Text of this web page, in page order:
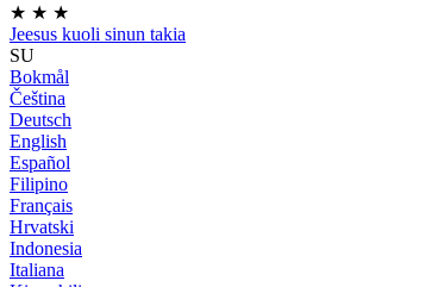
★ ★ ★
Jeesus kuoli sinun takia
SU
Bokmål
Čeština
Deutsch
English
Español
Filipino
Français
Hrvatski
Indonesia
Italiana